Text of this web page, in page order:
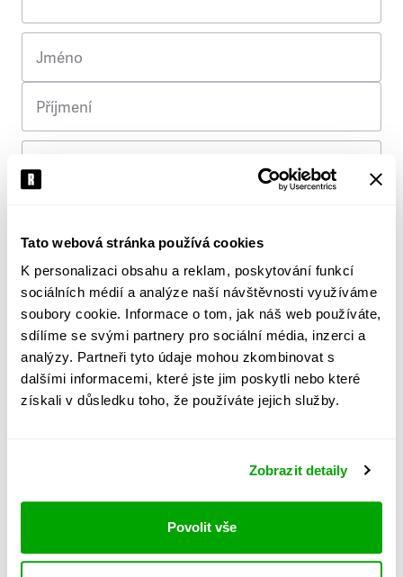
Tato webová stránka používá cookies
K personalizaci obsahu a reklam, poskytování funkcí
sociálních médií a analýze naší návštěvnosti využíváme
soubory cookie. Informace o tom, jak náš web používáte,
sdílíme se svými partnery pro sociální média, inzerci a
analýzy. Partneři tyto údaje mohou zkombinovat s
dalšími informacemi, které jste jim poskytli nebo které
získali v důsledku toho, že používáte jejich služby.
Zobrazit detaily
Povolit vše
Jméno
Příjmení
Ulice
Město
PSČ
Stát
doručování týdeníku Respekt v tištěné verzi, na